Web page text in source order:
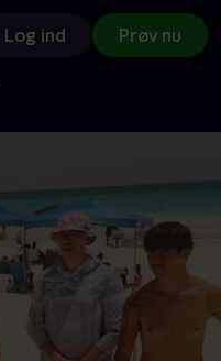
Log ind Prøv nu